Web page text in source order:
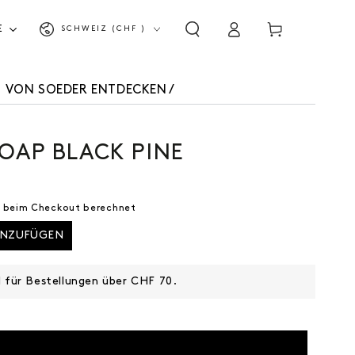
Land/Region
SCHWEIZ (CHF ) EinloggenWarenkorb
VON SOEDER ENTDECKEN /
BLACK PINE
Checkout berechnet
für Bestellungen über CHF 70.